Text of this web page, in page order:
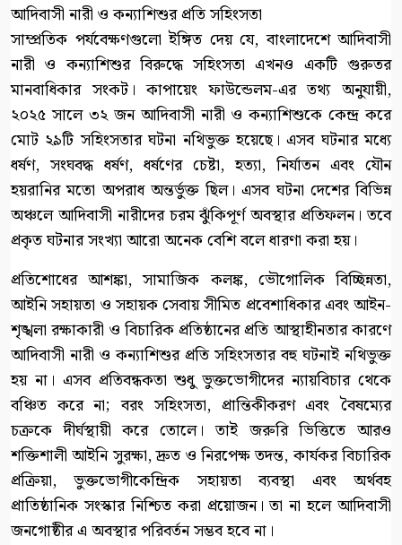
আদিবাসী নারী ও কন্যাশিশুর প্রতি সহিংসতা
সাম্প্রতিক পর্যবেক্ষণগুলো ইঙ্গিত দেয় যে, বাংলাদেশে আদিবাসী
নারী ও কন্যাশিশুর বিরুদ্ধে সহিংসতা এখনও একটি গুরুতর
মানবাধিকার সংকট। কাপায়েং ফাউন্ডেলম-এর তথ্য অনুযায়ী,
২০২৫ সালে ৩২ জন আদিবাসী নারী ও কন্যাশিশুকে কেন্দ্র করে
মোট ২৯টি সহিংসতার ঘটনা নথিভুক্ত হয়েছে। এসব ঘটনার মধ্যে
ধর্ষণ, সংঘবদ্ধ ধর্ষণ, ধর্ষণের চেষ্টা, হত্যা, নির্যাতন এবং যৌন
হয়রানির মতো অপরাধ অন্তর্ভুক্ত ছিল। এসব ঘটনা দেশের বিভিন্ন
অঞ্চলে আদিবাসী নারীদের চরম ঝুঁকিপূর্ণ অবস্থার প্রতিফলন। তবে
প্রকৃত ঘটনার সংখ্যা আরো অনেক বেশি বলে ধারণা করা হয়।
প্রতিশোধের আশঙ্কা, সামাজিক কলঙ্ক, ভৌগোলিক বিচ্ছিন্নতা,
আইনি সহায়তা ও সহায়ক সেবায় সীমিত প্রবেশাধিকার এবং আইন-
শৃঙ্খলা রক্ষাকারী ও বিচারিক প্রতিষ্ঠানের প্রতি আস্থাহীনতার কারণে
আদিবাসী নারী ও কন্যাশিশুর প্রতি সহিংসতার বহু ঘটনাই নথিভুক্ত
হয় না। এসব প্রতিবন্ধকতা শুধু ভুক্তভোগীদের ন্যায়বিচার থেকে
বঞ্চিত করে না; বরং সহিংসতা, প্রান্তিকীকরণ এবং বৈষম্যের
চক্রকে দীর্ঘস্থায়ী করে তোলে। তাই জরুরি ভিত্তিতে আরও
শক্তিশালী আইনি সুরক্ষা, দ্রুত ও নিরপেক্ষ তদন্ত, কার্যকর বিচারিক
প্রক্রিয়া, ভুক্তভোগীকেন্দ্রিক সহায়তা ব্যবস্থা এবং অর্থবহ
প্রাতিষ্ঠানিক সংস্কার নিশ্চিত করা প্রয়োজন। তা না হলে আদিবাসী
জনগোষ্ঠীর এ অবস্থার পরিবর্তন সম্ভব হবে না।